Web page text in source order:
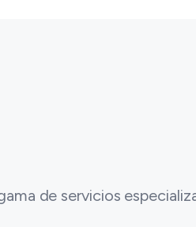
de servicios